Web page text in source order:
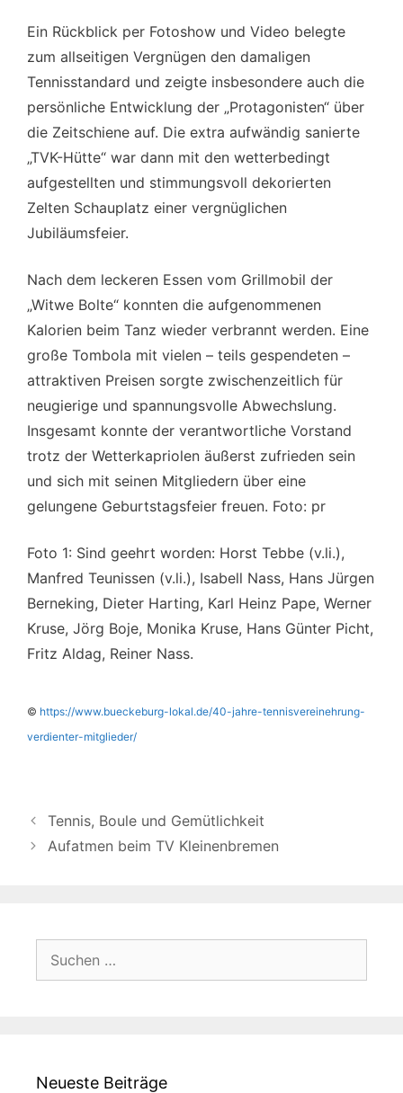
Ein Rückblick per Fotoshow und Video belegte
zum allseitigen Vergnügen den damaligen
Tennisstandard und zeigte insbesondere auch die
persönliche Entwicklung der „Protagonisten“ über
die Zeitschiene auf. Die extra aufwändig sanierte
„TVK-Hütte“ war dann mit den wetterbedingt
aufgestellten und stimmungsvoll dekorierten
Zelten Schauplatz einer vergnüglichen
Jubiläumsfeier.
Nach dem leckeren Essen vom Grillmobil der
„Witwe Bolte“ konnten die aufgenommenen
Kalorien beim Tanz wieder verbrannt werden. Eine
große Tombola mit vielen – teils gespendeten –
attraktiven Preisen sorgte zwischenzeitlich für
neugierige und spannungsvolle Abwechslung.
Insgesamt konnte der verantwortliche Vorstand
trotz der Wetterkapriolen äußerst zufrieden sein
und sich mit seinen Mitgliedern über eine
gelungene Geburtstagsfeier freuen. Foto: pr
Foto 1: Sind geehrt worden: Horst Tebbe (v.li.),
Manfred Teunissen (v.li.), Isabell Nass, Hans Jürgen
Berneking, Dieter Harting, Karl Heinz Pape, Werner
Kruse, Jörg Boje, Monika Kruse, Hans Günter Picht,
Fritz Aldag, Reiner Nass.
© https://www.bueckeburg-lokal.de/40-jahre-tennisvereinehrung-
verdienter-mitglieder/
Tennis, Boule und Gemütlichkeit
Aufatmen beim TV Kleinenbremen
Neueste Beiträge